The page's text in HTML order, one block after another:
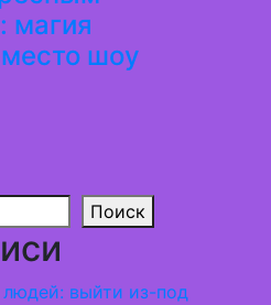
магия
шоу
Поиск
людей: выйти из-под